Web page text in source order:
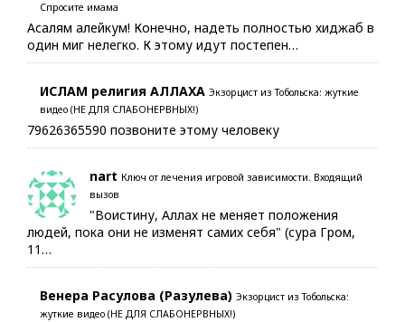
Спросите имама
Асалям алейкум! Конечно, надеть полностью хиджаб в
один миг нелегко. К этому идут постепен…
ИСЛАМ религия АЛЛАХА Экзорцист из Тобольска: жуткие
видео (НЕ ДЛЯ СЛАБОНЕРВНЫХ!)
79626365590 позвоните этому человеку
nart Ключ от лечения игровой зависимости. Входящий
вызов
"Воистину, Аллах не меняет положения
людей, пока они не изменят самих себя" (сура Гром,
11…
Венера Расулова (Разулева) Экзорцист из Тобольска:
жуткие видео (НЕ ДЛЯ СЛАБОНЕРВНЫХ!)